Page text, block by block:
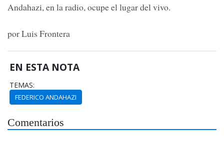
Andahazi, en la radio, ocupe el lugar del vivo.
por Luis Frontera
EN ESTA NOTA
TEMAS:
FEDERICO ANDAHAZI
Comentarios